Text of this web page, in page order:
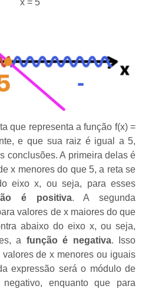
que representa a função f(x) =
e que sua raiz é igual a 5,
conclusões. A primeira delas é
x menores do que 5, a reta se
eixo x, ou seja, para esses
é positiva. A segunda
valores de x maiores do que
abaixo do eixo x, ou seja,
a função é negativa. Isso
de x menores ou iguais
expressão será o módulo de
enquanto que para